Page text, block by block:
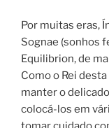
Por muitas eras,
Sognae (sonhos
Equilibrion, de
Como o Rei
manter o
colocá-los em